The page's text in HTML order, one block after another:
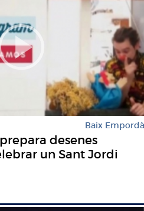
Baix Empordà
desenes
un Sant Jordi